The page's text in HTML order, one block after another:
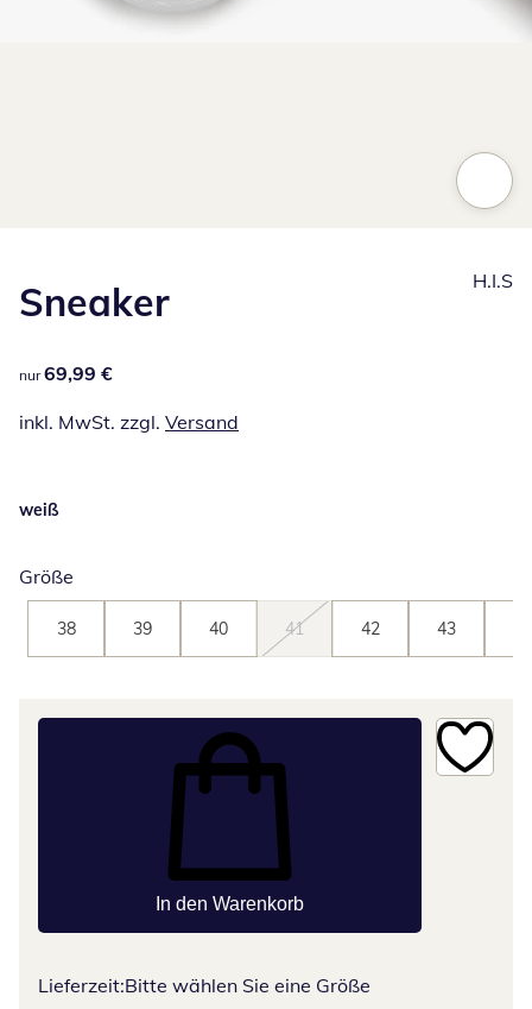
Sneaker
69,99 €
nur 69,99 €
inkl. MwSt. zzgl. Versand
H.I.S
weiß
Größe
38 39 40 41 42 43
In den Warenkorb
Lieferzeit:Bitte wählen Sie eine Größe